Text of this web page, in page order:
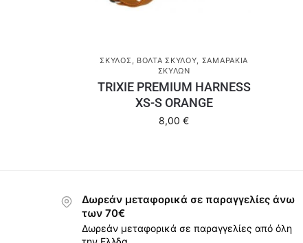
ΣΚΎΛΟΣ ΒΌΛΤΑ ΣΚΎΛΟΥ ΣΑΜΑΡΆΚΙΑ
ΣΚΎΛΩΝ
TRIXIE PREMIUM HARNESS
XS-S ORANGE
8,00€
Δωρεάν μεταφορικά σε παραγγελίες άνω
των 70€
Δωρεάν μεταφορικά σε παραγγελίες από όλη